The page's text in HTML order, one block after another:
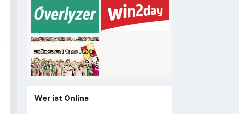
Wer ist Online